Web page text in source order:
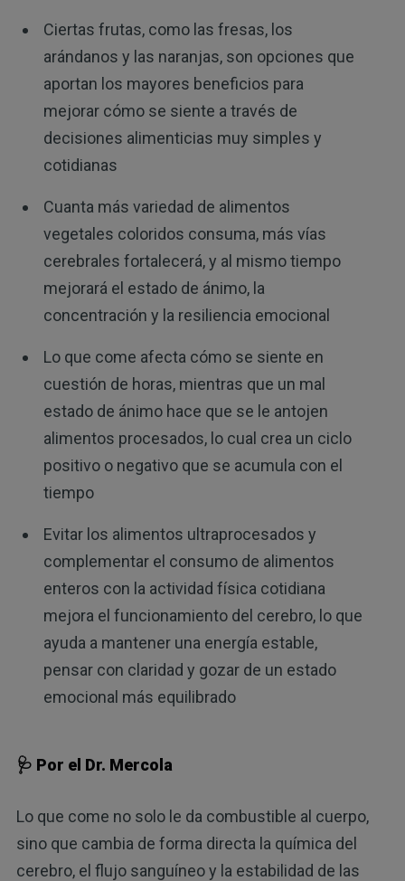
Ciertas frutas, como las fresas, los
arándanos y las naranjas, son opciones que
aportan los mayores beneficios para
mejorar cómo se siente a través de
decisiones alimenticias muy simples y
cotidianas
Cuanta más variedad de alimentos
vegetales coloridos consuma, más vías
cerebrales fortalecerá, y al mismo tiempo
mejorará el estado de ánimo, la
concentración y la resiliencia emocional
Lo que come afecta cómo se siente en
cuestión de horas, mientras que un mal
estado de ánimo hace que se le antojen
alimentos procesados, lo cual crea un ciclo
positivo o negativo que se acumula con el
tiempo
Evitar los alimentos ultraprocesados y
complementar el consumo de alimentos
enteros con la actividad física cotidiana
mejora el funcionamiento del cerebro, lo que
ayuda a mantener una energía estable,
pensar con claridad y gozar de un estado
emocional más equilibrado
🩺 Por el Dr. Mercola
Lo que come no solo le da combustible al cuerpo,
sino que cambia de forma directa la química del
cerebro, el flujo sanguíneo y la estabilidad de las